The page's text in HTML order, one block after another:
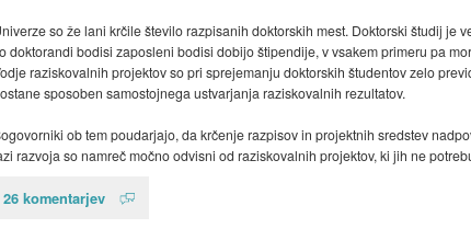
so že lani krčile število razpisanih doktorskih mest. Doktorski študij je
doktorandi bodisi zaposleni bodisi dobijo štipendije, v vsakem primeru pa
raziskovalnih projektov so pri sprejemanju doktorskih študentov zelo
sposoben samostojnega ustvarjanja raziskovalnih rezultatov.
ob tem poudarjajo, da krčenje razpisov in projektnih sredstev
razvoja so namreč močno odvisni od raziskovalnih projektov, ki jih ne
26 komentarjev